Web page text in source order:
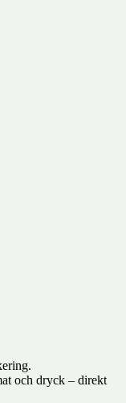
och dryck – direkt